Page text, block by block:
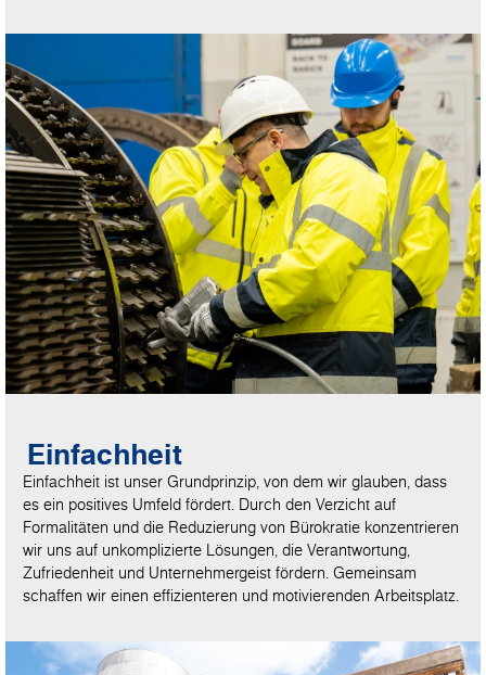
Einfachheit
Einfachheit ist unser Grundprinzip, von dem wir glauben, dass
es ein positives Umfeld fördert. Durch den Verzicht auf
Formalitäten und die Reduzierung von Bürokratie konzentrieren
wir uns auf unkomplizierte Lösungen, die Verantwortung,
Zufriedenheit und Unternehmergeist fördern. Gemeinsam
schaffen wir einen effizienteren und motivierenden Arbeitsplatz.